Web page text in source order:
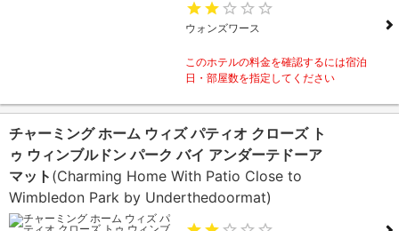
ウォンズワース
このホテルの料金を確認するには宿泊
日・部屋数を指定してください
チャーミング ホーム ウィズ パティオ クローズ ト
ゥ ウィンブルドン パーク バイ アンダーテドーア
マット (Charming Home With Patio Close to
Wimbledon Park by Underthedoormat)